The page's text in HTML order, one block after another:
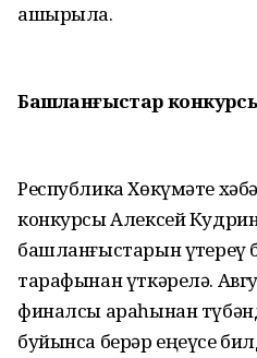
ашырыла.
Башланғыстар
Республика Хөкүмәте
конкурсы Алексей
башланғыстарын
тарафынан үткәрелә.
финалсы араһынан
буйынса берәр еңеүсе